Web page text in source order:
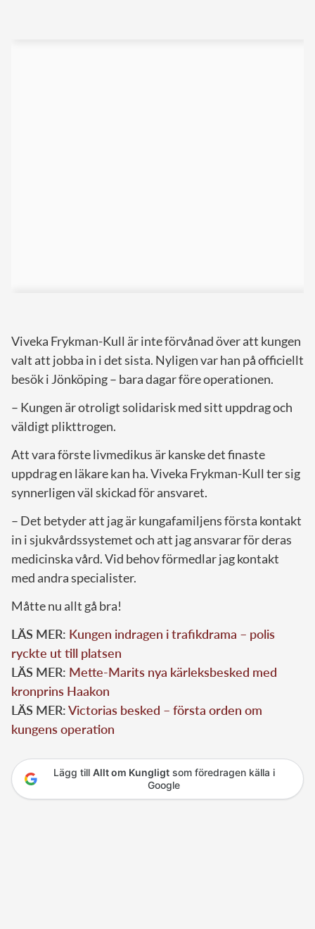
Viveka Frykman-Kull är inte förvånad över att kungen
valt att jobba in i det sista. Nyligen var han på officiellt
besök i Jönköping – bara dagar före operationen.
– Kungen är otroligt solidarisk med sitt uppdrag och
väldigt plikttrogen.
Att vara förste livmedikus är kanske det finaste
uppdrag en läkare kan ha. Viveka Frykman-Kull ter sig
synnerligen väl skickad för ansvaret.
– Det betyder att jag är kungafamiljens första kontakt
in i sjukvårdssystemet och att jag ansvarar för deras
medicinska vård. Vid behov förmedlar jag kontakt
med andra specialister.
Måtte nu allt gå bra!
LÄS MER: Kungen indragen i trafikdrama – polis
ryckte ut till platsen
LÄS MER: Mette-Marits nya kärleksbesked med
kronprins Haakon
LÄS MER:Victorias besked – första orden om
kungens operation
Lägg till Allt om Kungligtsom föredragen källa i
Google